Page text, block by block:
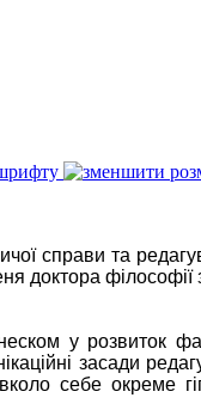
справи та
доктора
у розвиток
засади
себе окреме